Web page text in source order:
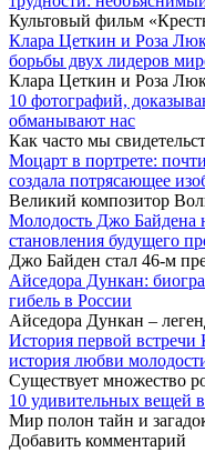
Культовый фильм
Клара Цеткин и Роза
борьбы двух лидеров
Клара Цеткин и Роза
10 фотографий,
обманывают нас
Как часто мы
Моцарт в портрете:
создала потрясающее
Великий композитор
Молодость Джо Байдена
становления будущего
Джо Байден стал 46-м
Айседора Дункан:
гибель в России
Айседора Дункан –
История первой встречи
история любви
Существует множество
10 удивительных вещей
Мир полон тайн и
Добавить комментарий